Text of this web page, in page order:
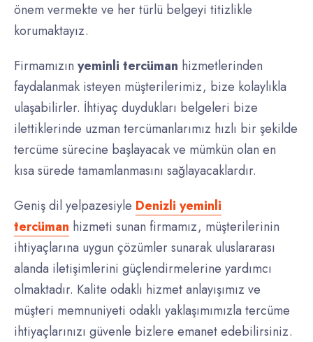
önem vermekte ve her türlü belgeyi titizlikle
korumaktayız.
Firmamızın yeminli tercüman hizmetlerinden
faydalanmak isteyen müşterilerimiz, bize kolaylıkla
ulaşabilirler. İhtiyaç duydukları belgeleri bize
ilettiklerinde uzman tercümanlarımız hızlı bir şekilde
tercüme sürecine başlayacak ve mümkün olan en
kısa sürede tamamlanmasını sağlayacaklardır.
Geniş dil yelpazesiyle Denizli yeminli
tercüman hizmeti sunan firmamız, müşterilerinin
ihtiyaçlarına uygun çözümler sunarak uluslararası
alanda iletişimlerini güçlendirmelerine yardımcı
olmaktadır. Kalite odaklı hizmet anlayışımız ve
müşteri memnuniyeti odaklı yaklaşımımızla tercüme
ihtiyaçlarınızı güvenle bizlere emanet edebilirsiniz.